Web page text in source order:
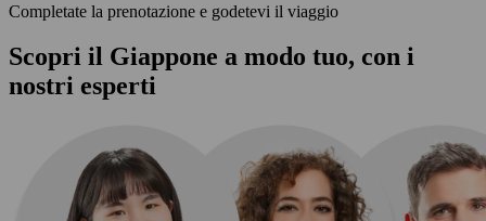
Completate la prenotazione e godetevi il viaggio
Scopri il Giappone a modo tuo, con i
nostri esperti